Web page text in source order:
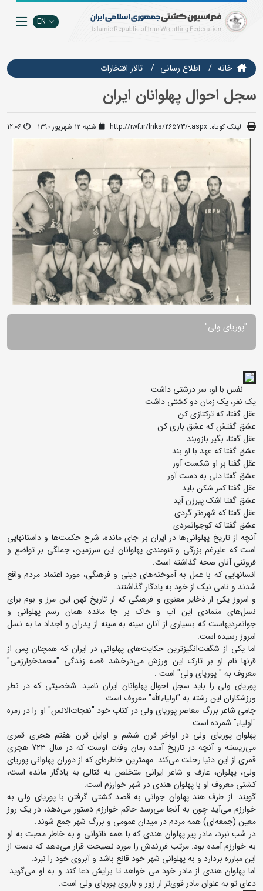
EN
خانه اطلاع رسانی تالار افتخارات
سجل احوال پهلوانان ایران
لینک کوتاه: http://iwf.ir/lnks/26573/-.aspx شنبه ۱۲ شهریور ۱۳۹۰ 12:06
"پوریای ولی"
نفس با او، سر درشتی داشت
یک نفر، یک زمان دو کشتی داشت
عقل گفتا، که ترکتازی کن
عشق گفتش که عشق بازی کن
عقل گفتا، بگیر بازوبند
عشق گفتا که عهد با او بند
عقل گفتا بر او شکست آور
عشق گفتا دلی به دست آور
عقل گفتا کمر شکن باید
عشق گفتا اشک پیرزن آید
عقل گفتا که شهره‌تر گردی
عشق گفتا که کوجوانمردی
آنچه از تاریخ پهلوانی‌ها در ایران بر جای مانده، شرح حکمت‌ها و داستانهایی
است که علیرغم بزرگی و تنومندی پهلوانان این سرزمین، جملگی بر تواضع و
فروتنی آنان صحه گذاشته است.
انسانهایی که با عمل به آموخته‌های دینی و فرهنگی، مورد اعتماد مردم واقع
شدند و نامی نیک از خود به یادگار گذاشتند.
و امروز یکی از ذخایر معنوی و فرهنگی که از تاریخ کهن این مرز و بوم برای
نسل‌های متمادی این آب و خاک بر جا مانده همان رسم پهلوانی و
جوانمردیهاست که بسیاری از آنان سینه به سینه از پدران و اجداد ما به نسل
امروز رسیده است.
اما یکی از شگفت‌انگیز‌ترین حکایت‌های پهلوانی در ایران که همچنان پس از
قرنها نام او بر تارک این ورزش می‌درخشد قصه زندگی "محمدخوارزمی"
معروف به " پوریای ولی" است .
پوریای ولی را باید سجل احوال پهلوانان ایران نامید. شخصیتی که در نظر
ورزشکاران این رشته به "اولیاءالله" معروف است.
جامی شاعر بزرگ معاصر پوریای ولی در کتاب خود "نفجات‌الانس" او را در زمره
"اولیاء" شمرده است.
پهلوان پوریای ولی در اواخر قرن ششم و اوایل قرن هفتم هجری قمری
می‌زیسته و آنچه در تاریخ آمده زمان وفات اوست که در سال 723 هجری
قمری از این دنیا رحلت می‌کند. مهمترین خاطره‌ای که از دوران پهلوانی پوریای
ولی، پهلوان، عارف و شاعر ایرانی متخلص به قتالی به یادگار مانده است،
کشتی معروف او با پهلوان هندی در شهر خوارزم است.
گویند: از طرف هند پهلوان جوانی به قصد کشتی گرفتن با پوریای ولی به
خوارزم می‌آید چون به آنجا می‌رسد حاکم خوارزم دستور می‌دهد، در یک روز
معین (جمعه‌ای) همه مردم در میدان عمومی و بزرگ شهر جمع شوند.
در شب نبرد، مادر پیر پهلوان هندی که با همه ناتوانی و به خاطر محبت به او
به خوارزم آمده بود. مرتب فرزندش را مورد نصیحت قرار می‌دهد که دست از
این مبارزه بردارد و به پهلوانی شهر خود قانع باشد و آبروی خود را نبرد.
اما پهلوان هندی از مادر خود می‌ خواهد تا برایش دعا کند و به او می‌گوید:
دعای تو به عنوان مادر قوی‌تر از زور و بازوی پوریای ولی است.